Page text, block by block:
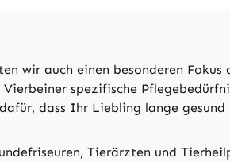
wir auch einen besonderen Fokus
spezifische
dass Ihr Liebling lange
Tierärzten und